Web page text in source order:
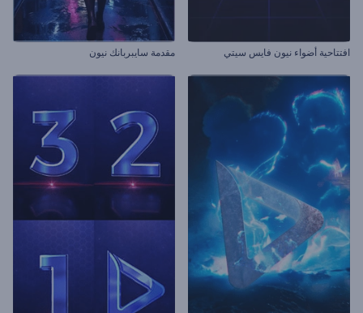
افتتاحية أضواء نيون فايس سيتي مقدمة سايبربانك نيون